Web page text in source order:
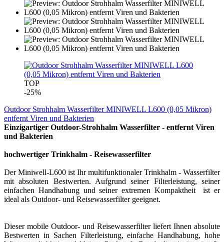
TOP
-25%
Outdoor Strohhalm Wasserfilter MINIWELL L600 (0,05 Mikron)
entfernt Viren und Bakterien
Einzigartiger Outdoor-Strohhalm Wasserfilter - entfernt Viren
und Bakterien
hochwertiger Trinkhalm - Reisewasserfilter
Der Miniwell-L600 ist Ihr multifunktionaler Trinkhalm - Wasserfilter
mit absoluten Bestwerten. Aufgrund seiner Filterleistung, seiner
einfachen Handhabung und seiner extremen Kompaktheit ist er
ideal als Outdoor- und Reisewasserfilter geeignet.
Dieser mobile Outdoor- und Reisewasserfilter liefert Ihnen absolute
Bestwerten in Sachen Filterleistung, einfache Handhabung, hohe